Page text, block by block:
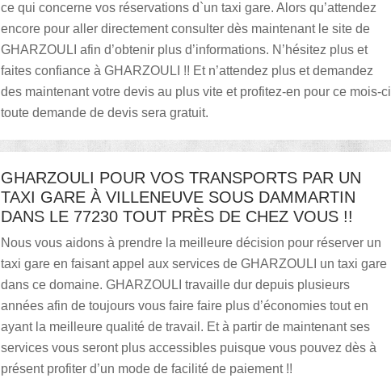
ce qui concerne vos réservations d`un taxi gare. Alors qu’attendez
encore pour aller directement consulter dès maintenant le site de
GHARZOULI afin d’obtenir plus d’informations. N’hésitez plus et
faites confiance à GHARZOULI !! Et n’attendez plus et demandez
des maintenant votre devis au plus vite et profitez-en pour ce mois-ci
toute demande de devis sera gratuit.
GHARZOULI POUR VOS TRANSPORTS PAR UN
TAXI GARE À VILLENEUVE SOUS DAMMARTIN
DANS LE 77230 TOUT PRÈS DE CHEZ VOUS !!
Nous vous aidons à prendre la meilleure décision pour réserver un
taxi gare en faisant appel aux services de GHARZOULI un taxi gare
dans ce domaine. GHARZOULI travaille dur depuis plusieurs
années afin de toujours vous faire faire plus d’économies tout en
ayant la meilleure qualité de travail. Et à partir de maintenant ses
services vous seront plus accessibles puisque vous pouvez dès à
présent profiter d’un mode de facilité de paiement !!